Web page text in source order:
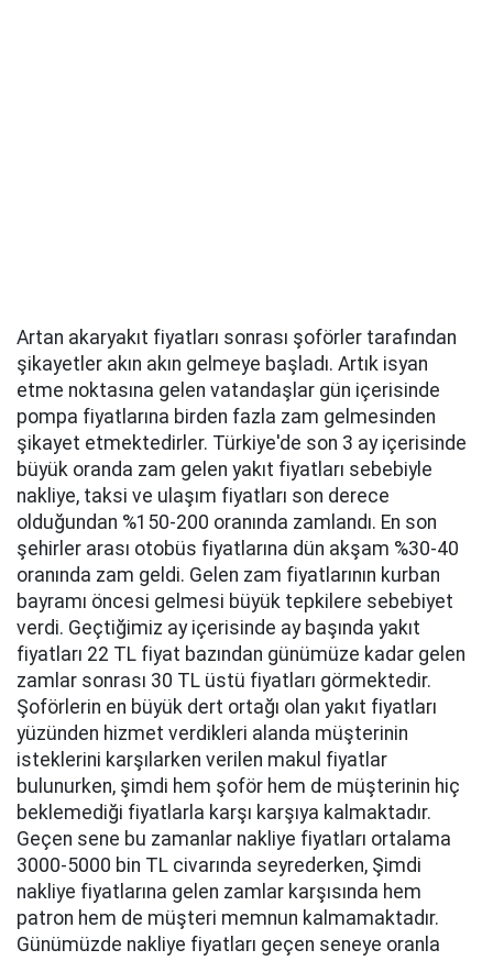
Artan akaryakıt fiyatları sonrası şoförler tarafından
şikayetler akın akın gelmeye başladı. Artık isyan
etme noktasına gelen vatandaşlar gün içerisinde
pompa fiyatlarına birden fazla zam gelmesinden
şikayet etmektedirler. Türkiye'de son 3 ay içerisinde
büyük oranda zam gelen yakıt fiyatları sebebiyle
nakliye, taksi ve ulaşım fiyatları son derece
olduğundan %150-200 oranında zamlandı. En son
şehirler arası otobüs fiyatlarına dün akşam %30-40
oranında zam geldi. Gelen zam fiyatlarının kurban
bayramı öncesi gelmesi büyük tepkilere sebebiyet
verdi. Geçtiğimiz ay içerisinde ay başında yakıt
fiyatları 22 TL fiyat bazından günümüze kadar gelen
zamlar sonrası 30 TL üstü fiyatları görmektedir.
Şoförlerin en büyük dert ortağı olan yakıt fiyatları
yüzünden hizmet verdikleri alanda müşterinin
isteklerini karşılarken verilen makul fiyatlar
bulunurken, şimdi hem şoför hem de müşterinin hiç
beklemediği fiyatlarla karşı karşıya kalmaktadır.
Geçen sene bu zamanlar nakliye fiyatları ortalama
3000-5000 bin TL civarında seyrederken, Şimdi
nakliye fiyatlarına gelen zamlar karşısında hem
patron hem de müşteri memnun kalmamaktadır.
Günümüzde nakliye fiyatları geçen seneye oranla